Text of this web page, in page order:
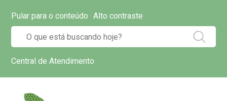
Pular para o conteúdo Alto contraste
Central de Atendimento